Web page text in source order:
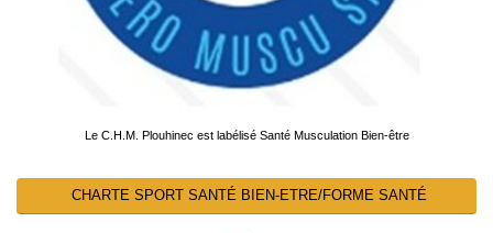
Le C.H.M. Plouhinec est labélisé Santé Musculation Bien-être
CHARTE SPORT SANTÉ BIEN-ETRE/FORME SANTÉ